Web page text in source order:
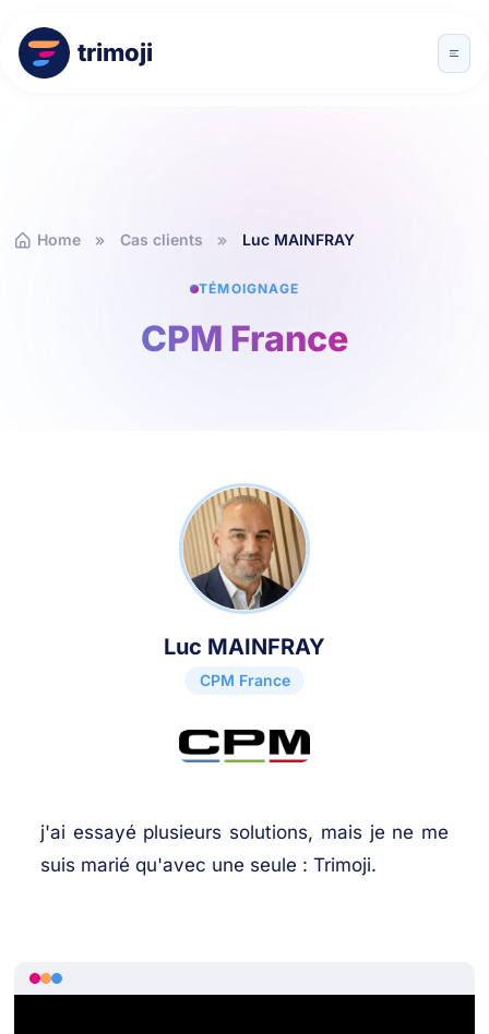
trimoji
Home Cas clients Luc MAINFRAY
TÉMOIGNAGE
CPM France
Luc MAINFRAY
CPM France
j'ai essayé plusieurs solutions, mais je ne me
suis marié qu'avec une seule : Trimoji.